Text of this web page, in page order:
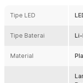
LED biasa. Cahaya yang
lain melihat posisi Anda
seperti ini sangat
6 Mode Pencahayaan
kebutuhan
Tipe LED
Tipe Baterai
Material